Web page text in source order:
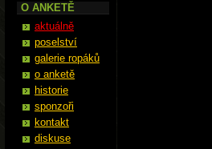
O ANKETĚ
aktuálně
poselství
galerie ropáků
o anketě
historie
sponzoři
kontakt
diskuse